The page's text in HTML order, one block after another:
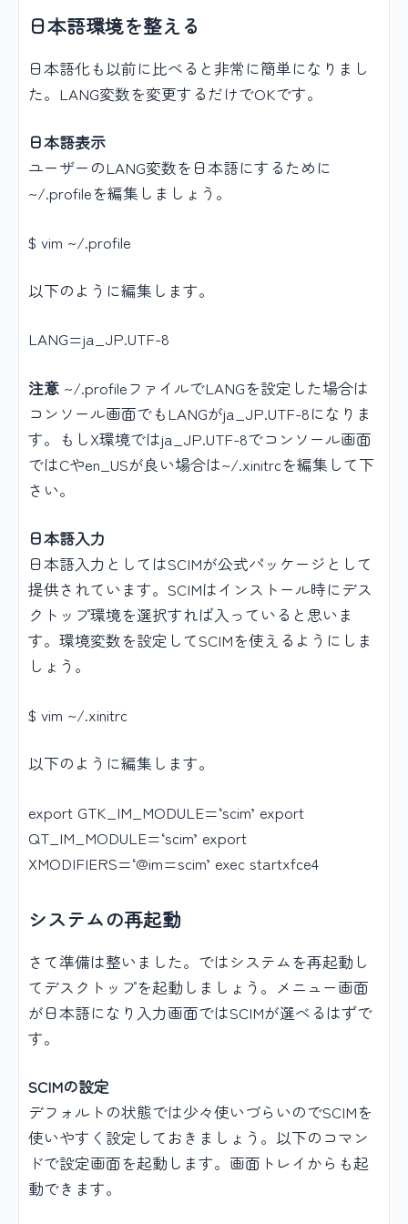
日本語環境を整える
日本語化も以前に比べると非常に簡単になりまし
た。LANG変数を変更するだけでOKです。
日本語表示
ユーザーのLANG変数を日本語にするために
~/.profileを編集しましょう。
$ vim ~/.profile
以下のように編集します。
LANG=ja_JP.UTF-8
注意 ~/.profileファイルでLANGを設定した場合は
コンソール画面でもLANGがja_JP.UTF-8になりま
す。もしX環境ではja_JP.UTF-8でコンソール画面
ではCやen_USが良い場合は~/.xinitrcを編集して下
さい。
日本語入力
日本語入力としてはSCIMが公式パッケージとして
提供されています。SCIMはインストール時にデス
クトップ環境を選択すれば入っていると思いま
す。環境変数を設定してSCIMを使えるようにしま
しょう。
$ vim ~/.xinitrc
以下のように編集します。
export GTK_IM_MODULE=‘scim’ export
QT_IM_MODULE=‘scim’ export
XMODIFIERS=‘@im=scim’ exec startxfce4
システムの再起動
さて準備は整いました。ではシステムを再起動し
てデスクトップを起動しましょう。メニュー画面
が日本語になり入力画面ではSCIMが選べるはずで
す。
SCIMの設定
デフォルトの状態では少々使いづらいのでSCIMを
使いやすく設定しておきましょう。以下のコマン
ドで設定画面を起動します。画面トレイからも起
動できます。